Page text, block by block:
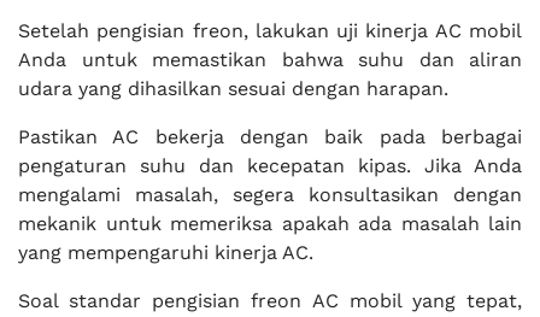
Setelah pengisian freon, lakukan uji kinerja AC mobil
Anda untuk memastikan bahwa suhu dan aliran
udara yang dihasilkan sesuai dengan harapan.
Pastikan AC bekerja dengan baik pada berbagai
pengaturan suhu dan kecepatan kipas. Jika Anda
mengalami masalah, segera konsultasikan dengan
mekanik untuk memeriksa apakah ada masalah lain
yang mempengaruhi kinerja AC.
Soal standar pengisian freon AC mobil yang tepat,